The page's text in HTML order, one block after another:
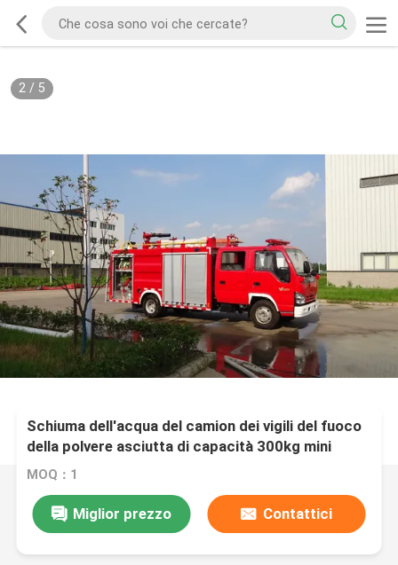
2/ 5
Schiuma dell'acqua del camion dei vigili del fuoco
della polvere asciutta di capacità 300kg mini
combinata 130hp
MOQ：1
Miglior prezzo Contattici